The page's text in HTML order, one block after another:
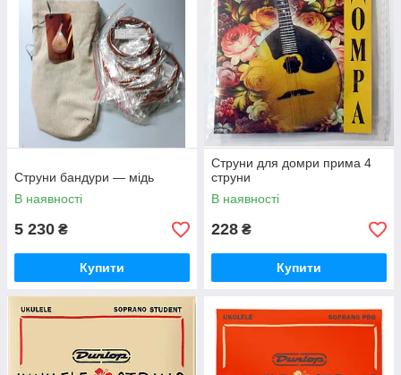
Струни бандури — мідь
В наявності
5 230 ₴
Купити
Струни для домри прима 4
струни
В наявності
228 ₴
Купити